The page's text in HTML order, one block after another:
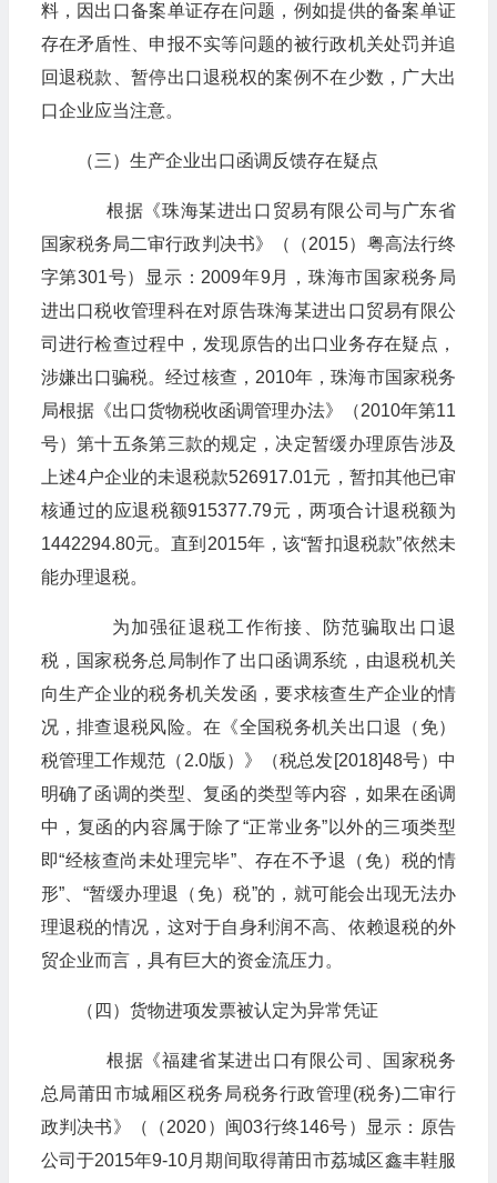
料，因出口备案单证存在问题，例如提供的备案单证
存在矛盾性、申报不实等问题的被行政机关处罚并追
回退税款、暂停出口退税权的案例不在少数，广大出
口企业应当注意。
（三）生产企业出口函调反馈存在疑点
根据《珠海某进出口贸易有限公司与广东省
国家税务局二审行政判决书》（（2015）粤高法行终
字第301号）显示：2009年9月，珠海市国家税务局
进出口税收管理科在对原告珠海某进出口贸易有限公
司进行检查过程中，发现原告的出口业务存在疑点，
涉嫌出口骗税。经过核查，2010年，珠海市国家税务
局根据《出口货物税收函调管理办法》（2010年第11
号）第十五条第三款的规定，决定暂缓办理原告涉及
上述4户企业的未退税款526917.01元，暂扣其他已审
核通过的应退税额915377.79元，两项合计退税额为
1442294.80元。直到2015年，该“暂扣退税款”依然未
能办理退税。
为加强征退税工作衔接、防范骗取出口退
税，国家税务总局制作了出口函调系统，由退税机关
向生产企业的税务机关发函，要求核查生产企业的情
况，排查退税风险。在《全国税务机关出口退（免）
税管理工作规范（2.0版）》（税总发[2018]48号）中
明确了函调的类型、复函的类型等内容，如果在函调
中，复函的内容属于除了“正常业务”以外的三项类型
即“经核查尚未处理完毕”、存在不予退（免）税的情
形”、“暂缓办理退（免）税”的，就可能会出现无法办
理退税的情况，这对于自身利润不高、依赖退税的外
贸企业而言，具有巨大的资金流压力。
（四）货物进项发票被认定为异常凭证
根据《福建省某进出口有限公司、国家税务
总局莆田市城厢区税务局税务行政管理(税务)二审行
政判决书》（（2020）闽03行终146号）显示：原告
公司于2015年9-10月期间取得莆田市荔城区鑫丰鞋服